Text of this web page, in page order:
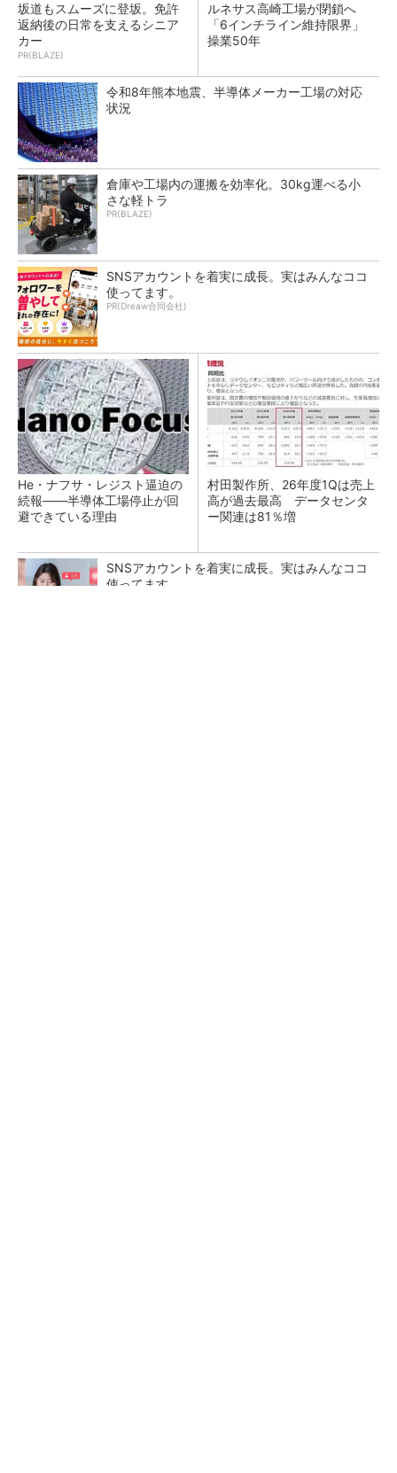
坂道もスムーズに登坂。免許
返納後の日常を支えるシニア
カー
PR(BLAZE)
ルネサス高崎工場が閉鎖へ
「6インチライン維持限界」
操業50年
令和8年熊本地震、半導体メーカー工場の対応
状況
倉庫や工場内の運搬を効率化。30kg運べる小
さな軽トラ
PR(BLAZE)
SNSアカウントを着実に成長。実はみんなココ
使ってます。
PR(Dreaw合同会社)
He・ナフサ・レジスト逼迫の
続報――半導体工場停止が回
避できている理由
村田製作所、26年度1Qは売上
高が過去最高 データセンタ
ー関連は81％増
SNSアカウントを着実に成長。実はみんなココ
使ってます。